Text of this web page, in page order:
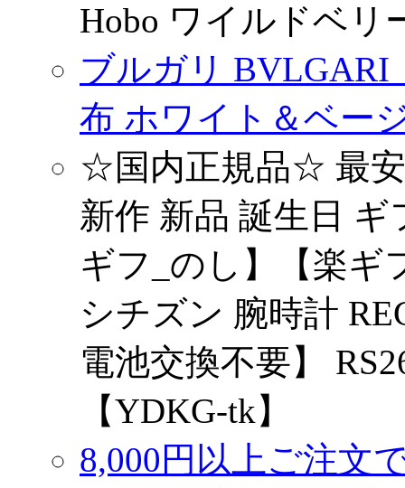
Hobo ワイルドベリ
ブルガリ BVLGARI
布 ホワイト＆ベー
☆国内正規品☆ 最安
新作 新品 誕生日
ギフ_のし】【楽ギ
シチズン 腕時計
電池交換不要】
【YDKG-tk】
8,000円以上ご注文